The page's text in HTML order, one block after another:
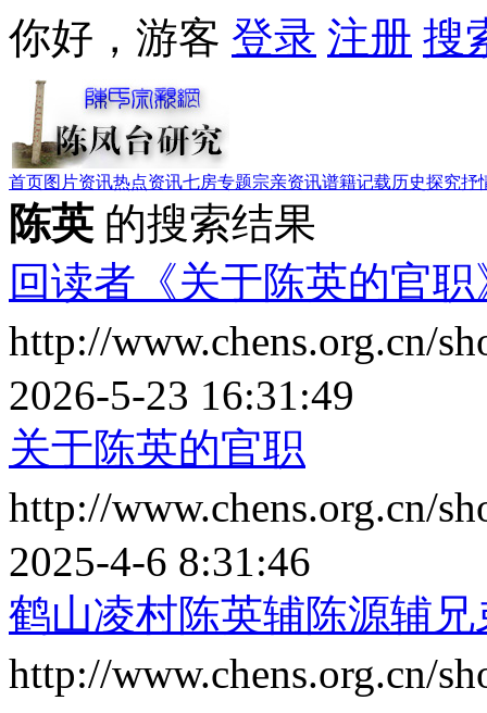
你好，游客 登录 注册 搜
首页图片资讯热点资讯七房专题宗亲资讯谱籍记载历史探究抒
陈英 的搜索结果
回读者《关于陈英的官
http://www.chens.org.cn/
2026-5-23 16:31:49
关于陈英的官职
http://www.chens.org.cn/
2025-4-6 8:31:46
鹤山凌村陈英辅陈源辅
http://www.chens.org.cn/